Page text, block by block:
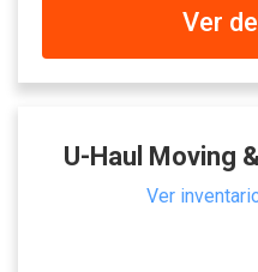
Ver
U-Haul Moving
Ver